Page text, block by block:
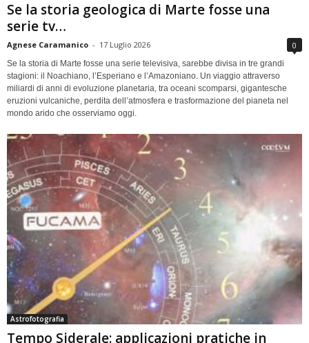
Se la storia geologica di Marte fosse una
serie tv…
Agnese Caramanico - 17 Luglio 2026 0
Se la storia di Marte fosse una serie televisiva, sarebbe divisa in tre grandi
stagioni: il Noachiano, l’Esperiano e l’Amazoniano. Un viaggio attraverso
miliardi di anni di evoluzione planetaria, tra oceani scomparsi, gigantesche
eruzioni vulcaniche, perdita dell’atmosfera e trasformazione del pianeta nel
mondo arido che osserviamo oggi.
Astrofotografia
Tempo Siderale: applicazioni pratiche in